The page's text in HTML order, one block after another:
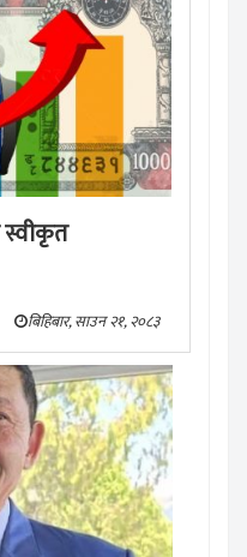
स्वीकृत
बिहिबार, साउन २१, २०८३